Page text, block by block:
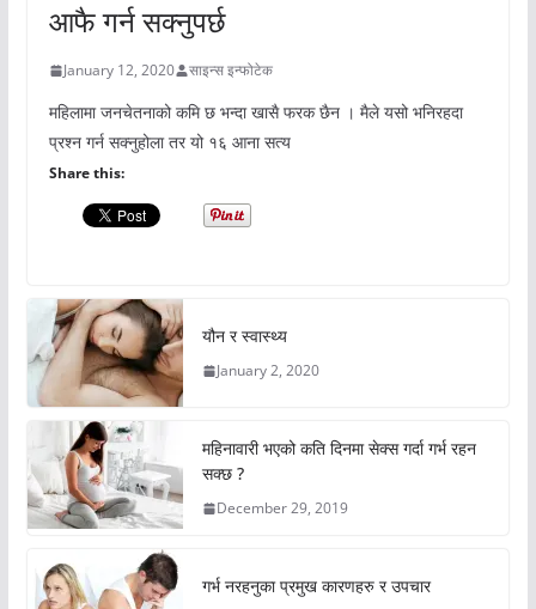
आफै गर्न सक्नुपर्छ
January 12, 2020 साइन्स इन्फोटेक
महिलामा जनचेतनाको कमि छ भन्दा खासै फरक छैन । मैले यसो भनिरहदा
प्रश्न गर्न सक्नुहोला तर यो १६ आना सत्य
Share this:
यौन र स्वास्थ्य
January 2, 2020
महिनावारी भएको कति दिनमा सेक्स गर्दा गर्भ रहन
सक्छ ?
December 29, 2019
गर्भ नरहनुका प्रमुख कारणहरु र उपचार